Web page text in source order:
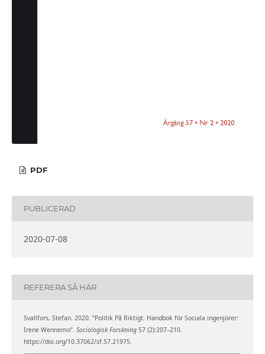
PDF
PUBLICERAD
2020-07-08
REFERERA SÅ HÄR
Svallfors, Stefan. 2020. ”Politik På Riktigt. Handbok för Sociala ingenjörer:
Irene Wennemo”. Sociologisk Forskning57 (2):207–210.
https://doi.org/10.37062/sf.57.21975.